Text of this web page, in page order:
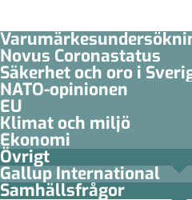
Novus Coronastatus
Säkerhet och oro i
NATO-opinionen
EU
Klimat och miljö
Ekonomi
Övrigt
Gallup International
Samhällsfrågor